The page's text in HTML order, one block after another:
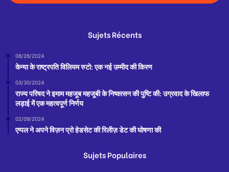
Sujets Récents
06/26/2024
केन्या के राष्ट्रपति विलियम रुटो: एक नई उम्मीद की किरण
03/30/2024
राज्य परिषद ने इमाम महजूब महजूबी के निष्कासन की पुष्टि की: उग्रवाद के खिलाफ
लड़ाई में एक महत्वपूर्ण निर्णय
02/09/2024
एप्पल ने अपने विज़न प्रो हेडसेट की रिलीज़ डेट की घोषणा की
Sujets Populaires